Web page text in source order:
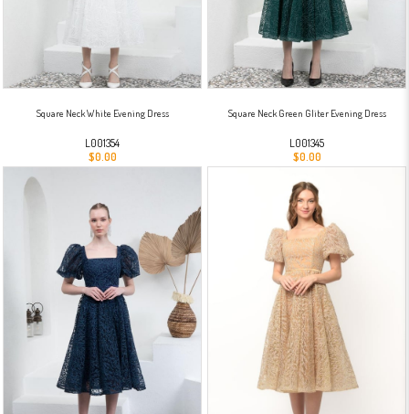
Square Neck White Evening Dress
L001354
$0.00
Square Neck Green Gliter Evening Dress
L001345
$0.00